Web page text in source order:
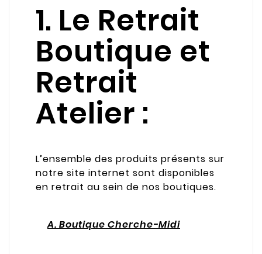
1. Le Retrait
Boutique et
Retrait
Atelier :
L’ensemble des produits présents sur
notre site internet sont disponibles
en retrait au sein de nos boutiques.
A. Boutique Cherche-Midi